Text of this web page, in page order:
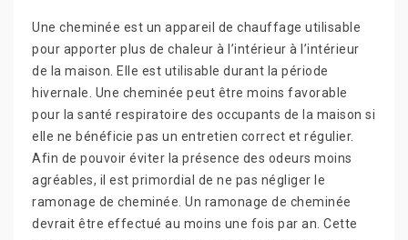
Une cheminée est un appareil de chauffage utilisable
pour apporter plus de chaleur à l’intérieur à l’intérieur
de la maison. Elle est utilisable durant la période
hivernale. Une cheminée peut être moins favorable
pour la santé respiratoire des occupants de la maison si
elle ne bénéficie pas un entretien correct et régulier.
Afin de pouvoir éviter la présence des odeurs moins
agréables, il est primordial de ne pas négliger le
ramonage de cheminée. Un ramonage de cheminée
devrait être effectué au moins une fois par an. Cette